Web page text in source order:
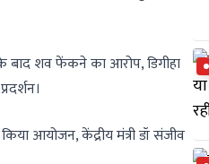
बाद शव फेंकने का आरोप, डिगीहा
आयोजन, केंद्रीय मंत्री डॉ संजीव